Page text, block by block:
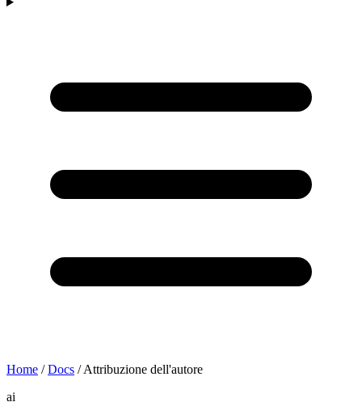
Home / Docs / Attribuzione dell'autore
ai